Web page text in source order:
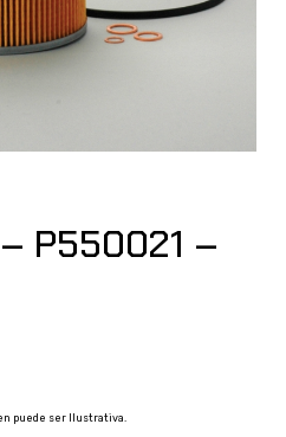
P550021 –
puede ser Ilustrativa.